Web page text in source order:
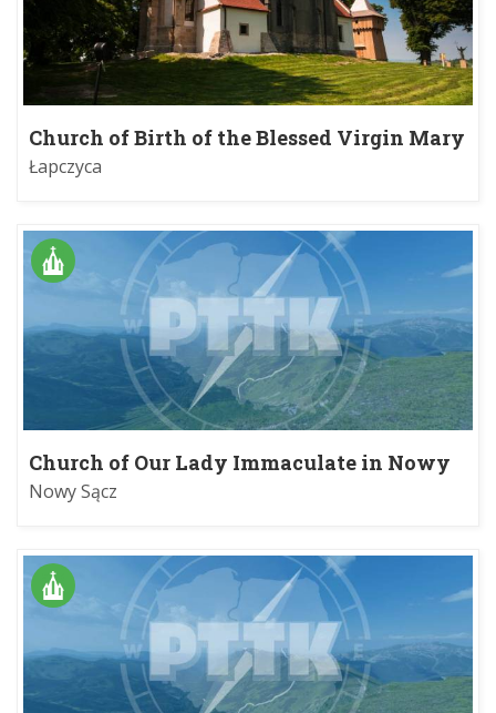
Church of Birth of the Blessed Virgin Mary
in Łapczyca
Łapczyca
Church of Our Lady Immaculate in Nowy
Sącz
Nowy Sącz